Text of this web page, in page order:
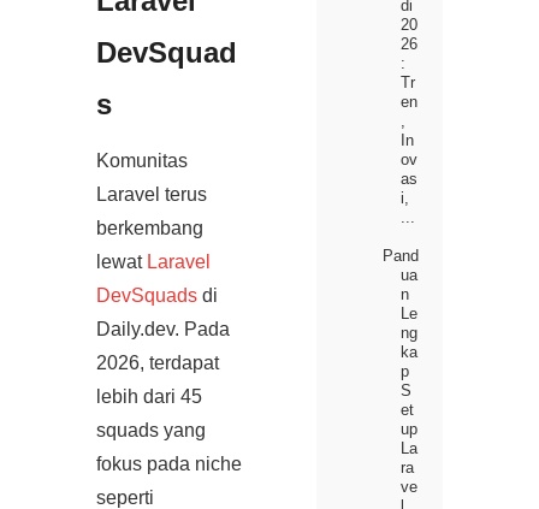
DevSquad
s
Komunitas
Laravel terus
berkembang
lewat Laravel
DevSquadsdi
Daily.dev. Pada
2026, terdapat
lebih dari 45
squads yang
fokus pada niche
seperti
di
20
26
:
Tr
en
,
In
ov
as
i,
...
Pand
ua
n
Le
ng
ka
p
S
et
up
La
ra
ve